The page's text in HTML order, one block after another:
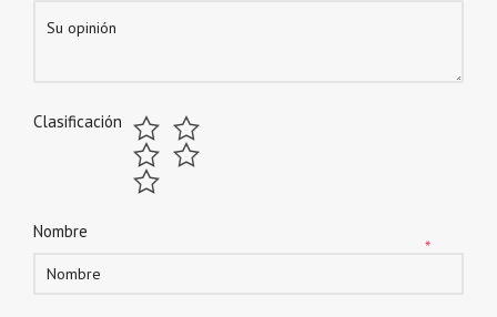
Clasificación
Nombre
*